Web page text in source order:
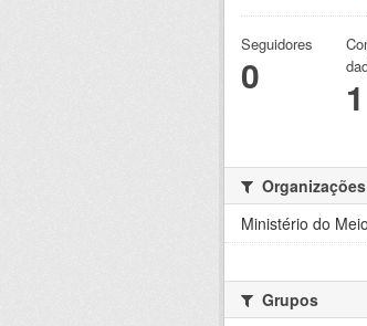
Seguidores
0 1
Organizações
Ministério do
Grupos